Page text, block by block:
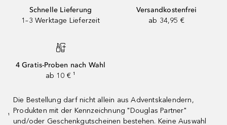
Schnelle Lieferung
1–3 Werktage Lieferzeit
Versandkostenfrei
ab 34,95 €
4 Gratis-Proben nach Wahl
ab 10 € ¹
¹
Die Bestellung darf nicht allein aus Adventskalendern,
Produkten mit der Kennzeichnung "Douglas Partner"
und/oder Geschenkgutscheinen bestehen. Keine Auswahl